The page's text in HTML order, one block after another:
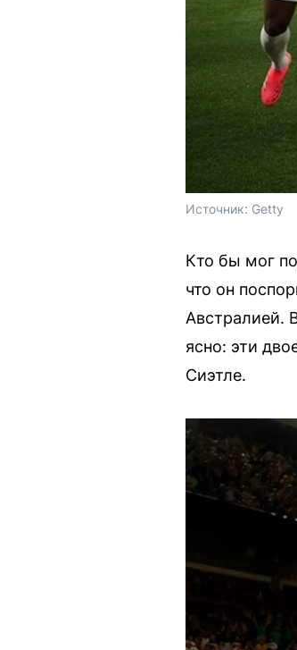
Источник: Getty
Кто бы мог
что он
Австралией.
ясно: эти
Сиэтле.